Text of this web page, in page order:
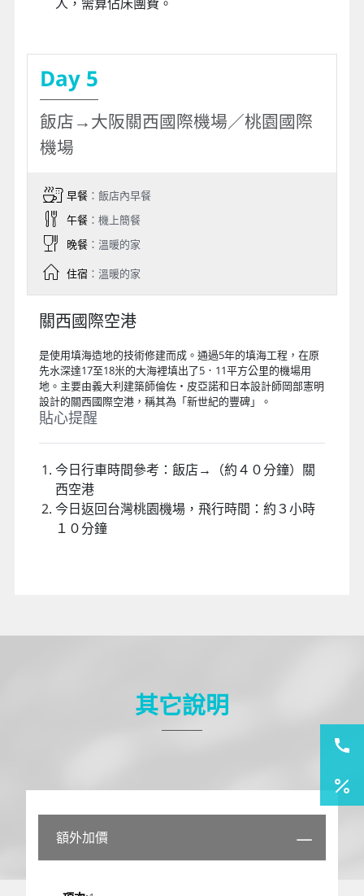
之美，是日本最大的城堡。大阪城外全長12公里的城牆，總共
動用了50萬塊石頭，城廓與巨石群蔚為壯觀。
特別說明
今日為自由活動時間，無含任何門票及交通等
其他費用。
間大小約13～15平方米二小床，請務必充份理
解敬請見諒。
此團型日本飯店規定：兒童6歲以上就視同大
人，需算佔床團費。
Day 5
飯店→大阪關西國際機場／桃園國際
機場
早餐：飯店內早餐
午餐：機上簡餐
晚餐：溫暖的家
住宿：溫暖的家
地。主要由義大利建築師倫佐‧皮亞諾和日本設計師岡部憲明
今日行車時間參考：飯店→（約４０分鐘）關